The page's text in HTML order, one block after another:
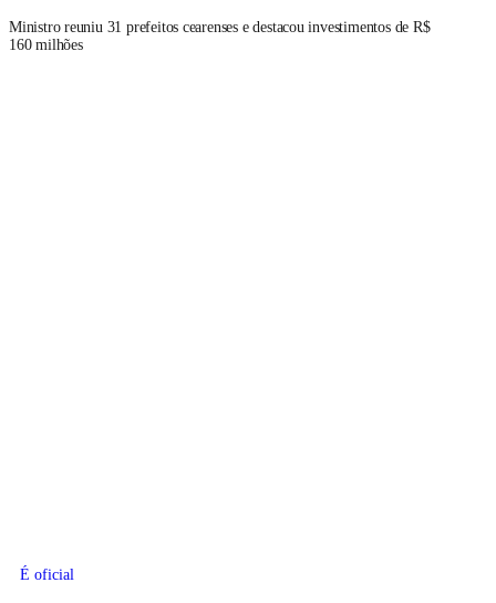
Ministro reuniu 31 prefeitos cearenses e destacou investimentos de R$
160 milhões
É oficial